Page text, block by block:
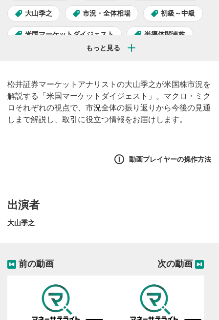
大山季之 市況・全体相場 初級～中級
米国マーケットダイジェスト 半導体関連株
松井証券マーケットアナリストの大山季之が米国株市況を
解説する「米国マーケットダイジェスト」。マクロ・ミク
ロそれぞれの視点で、市況全体の振り返りから今後の見通
しまで解説し、取引に役立つ情報をお届けします。
動画プレイヤーの操作方法
出演者
大山季之
前の動画 次の動画